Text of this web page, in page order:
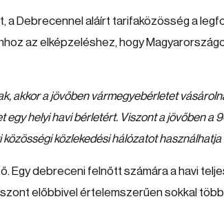
a Debrecennel aláírt tarifaközösség a
az elképzeléshez, hogy
akkor a jövőben vármegyebérletet
egy helyi havi bérletért. Viszont a jövőben a
közlekedési hálózatot használhatja
Egy debreceni felnőtt számára a havi
előbbivel értelemszerűen sokkal